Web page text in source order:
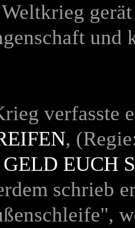
und
verfasste
,
EUCH
schrieb